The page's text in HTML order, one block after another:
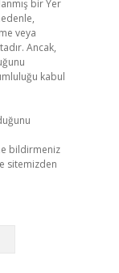
bir Yer
veya
Ancak,
kabul
bildirmeniz
sitemizden